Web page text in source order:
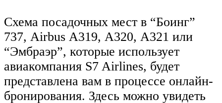
Схема посадочных мест в “Боинг”
737, Airbus А319, А320, А321 или
“Эмбраэр”, которые использует
авиакомпания S7 Airlines, будет
представлена вам в процессе онлайн-
бронирования. Здесь можно увидеть